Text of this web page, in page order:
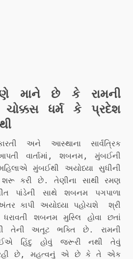
માને છે કે રામની
ચોક્કસ ધર્મ કે પ્રદેશ
અને આસ્થાના સાર્વત્રિક
વાર્તામાં, શબનમ, મુંબઈની
મુંબઈથી અયોધ્યા સુધીની
શરૂ કરી છે. તેણીના સાથી રમણ
પાંડેની સાથે શબનમ પગપાળા
કાપી અયોધ્યા પહોચશે શ્રી
શબનમ મુસ્લિ હોવા છતાં
તેની અતૂટ ભક્તિ છે. રામની
હિંદુ હોવું જરૂરી નથી તેવું
રહી છે, મહત્વનું એ છે કે તે એક